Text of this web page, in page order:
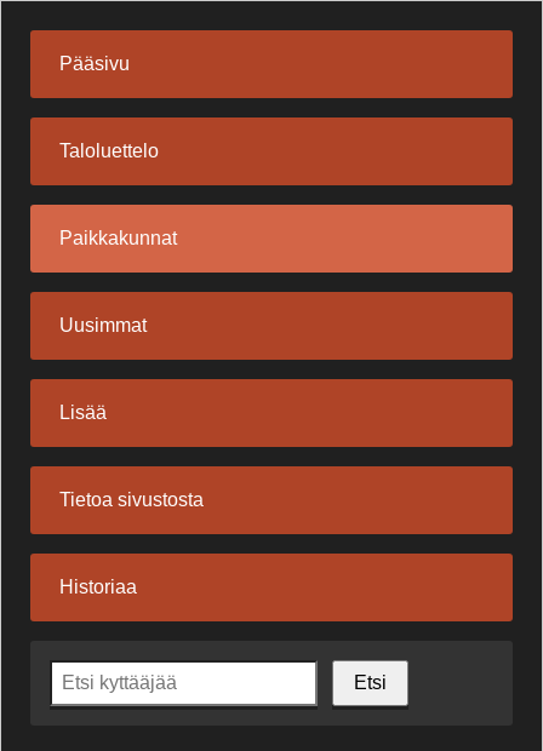
Pääsivu
Taloluettelo
Paikkakunnat
Uusimmat
Lisää
Tietoa sivustosta
Historiaa
Etsi